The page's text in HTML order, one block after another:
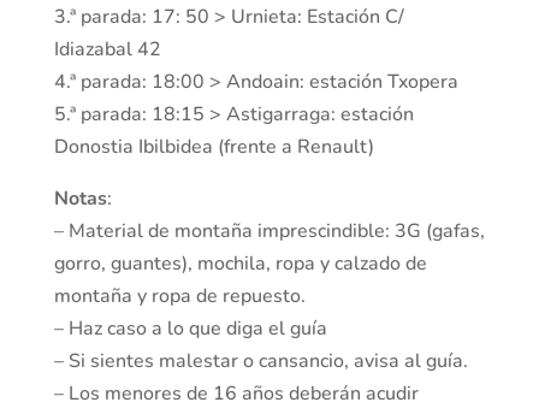
3.ª parada: 17: 50 > Urnieta: Estación C/
Idiazabal 42
4.ª parada: 18:00 > Andoain: estación Txopera
5.ª parada: 18:15 > Astigarraga: estación
Donostia Ibilbidea (frente a Renault)
Notas:
– Material de montaña imprescindible: 3G (gafas,
gorro, guantes), mochila, ropa y calzado de
montaña y ropa de repuesto.
– Haz caso a lo que diga el guía
– Si sientes malestar o cansancio, avisa al guía.
– Los menores de 16 años deberán acudir